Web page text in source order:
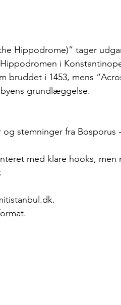
Hippodrome)” tager
i
bruddet i 1453, mens
grundlæggelse.
og stemninger fra
med klare hooks, men